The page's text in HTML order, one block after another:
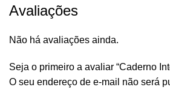
Avaliações
Não há avaliações ainda.
Seja o primeiro a avaliar “Caderno
O seu endereço de e-mail não será